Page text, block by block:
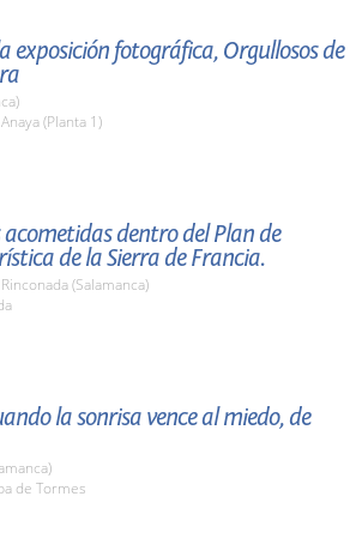
exposición fotográfica, Orgullosos de
(Planta 1)
dentro del Plan de
de la Sierra de Francia.
(Salamanca)
la sonrisa vence al miedo, de
de Tormes